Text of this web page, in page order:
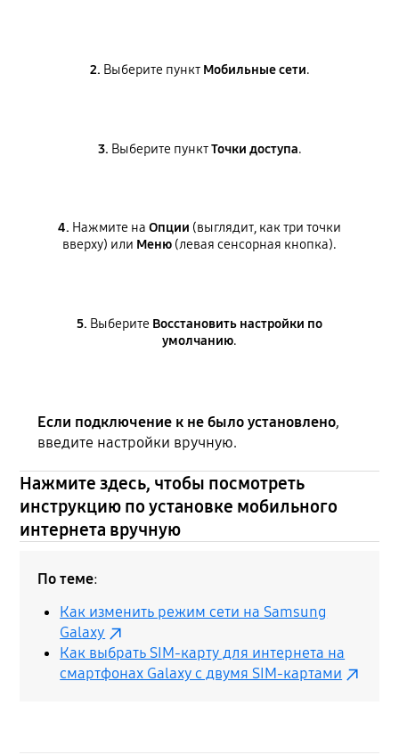
2. Выберите пункт Мобильные сети.
3. Выберите пунктТочки доступа.
4. Нажмите на Опции (выглядит, как три точки
вверху) или Меню (левая сенсорная кнопка).
5. Выберите Восстановить настройки по
умолчанию.
Если подключение к не было установлено,
введите настройки вручную.
Нажмите здесь, чтобы посмотреть
инструкцию по установке мобильного
интернета вручную
По теме:
Как изменить режим сети на Samsung
Galaxy
Как выбрать SIM-карту для интернета на
смартфонах Galaxy с двумя SIM-картами